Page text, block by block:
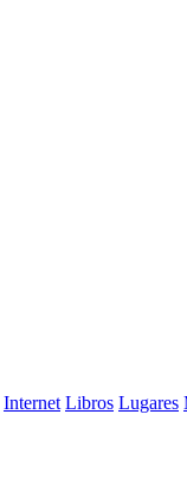
Internet Libros Lugares